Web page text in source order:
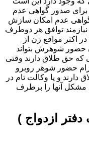
صدور گواهی عدم
عدم امکان سازش
توافق هر دوطرف
اکثر مواقع زن از
حضور شوهرش بتواند
که حق طلاق دارند وقتی
حضور شوهر روبرو
و یا وکالت تام در
مشکل آنها را برطرف
ازدواج )